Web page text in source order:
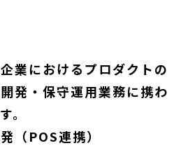
業におけるプロダクトの
発・保守運用業務に携わ
。
（POS連携）